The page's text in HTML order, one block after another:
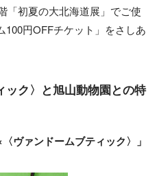
「初夏の大北海道展」でご使
100円OFFチケット」をさしあ
ック〉と旭山動物園との特
ヴァンドームブティック〉」